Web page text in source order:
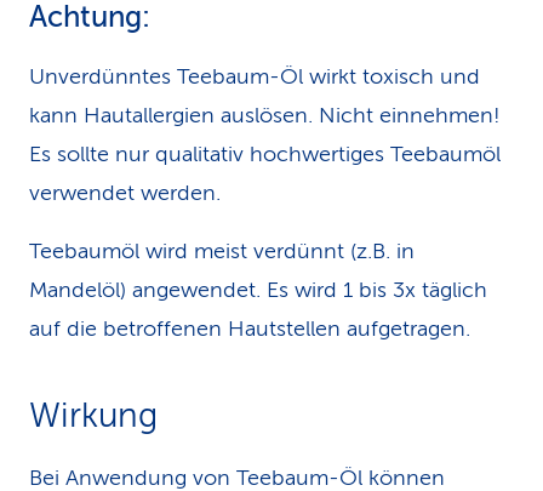
Achtung:
Unverdünntes Teebaum-Öl wirkt toxisch und
kann Hautallergien auslösen. Nicht einnehmen!
Es sollte nur qualitativ hochwertiges Teebaumöl
verwendet werden.
Teebaumöl wird meist verdünnt (z.B. in
Mandelöl) angewendet. Es wird 1 bis 3x täglich
auf die betroffenen Hautstellen aufgetragen.
Wirkung
Bei Anwendung von Teebaum-Öl können